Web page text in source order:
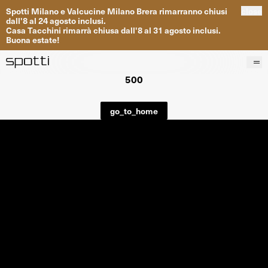
Spotti MilanoeValcucine Milano Brera rimarrannochiusi
dall'8al 24agosto inclusi.
Casa Tacchini rimarrà chiusa dall'8al 31 agosto inclusi.
Buona estate!
Progetti
500
go_to_home